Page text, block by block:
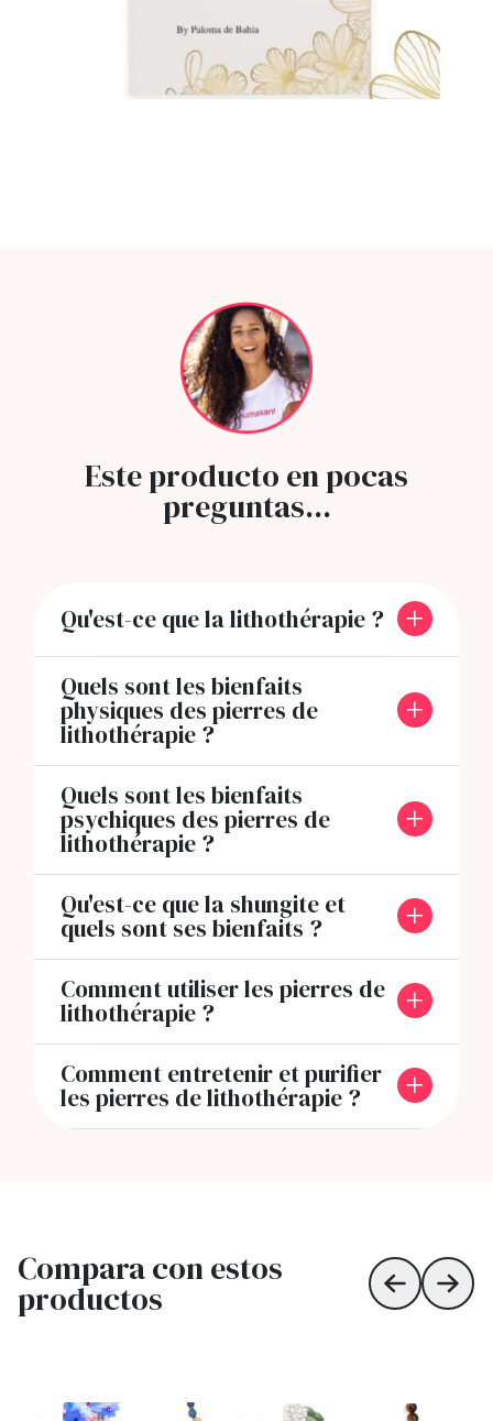
Este producto en pocas
preguntas...
Qu'est-ce que la lithothérapie ?
Quels sont les bienfaits
physiques des pierres de
lithothérapie ?
Quels sont les bienfaits
psychiques des pierres de
lithothérapie ?
Qu'est-ce que la shungite et
quels sont ses bienfaits ?
Comment utiliser les pierres de
lithothérapie ?
Comment entretenir et purifier
les pierres de lithothérapie ?
Compara con estos
productos Skip toSkip